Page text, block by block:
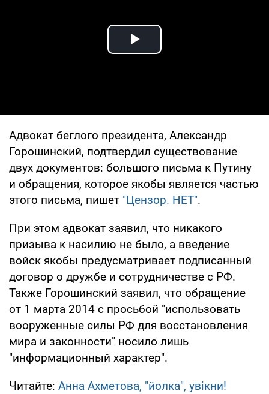
Play Video
Адвокат беглого президента, Александр
Горошинский, подтвердил существование
двух документов: большого письма к Путину
и обращения, которое якобы является частью
этого письма, пишет "Цензор. НЕТ".
При этом адвокат заявил, что никакого
призыва к насилию не было, а введение
войск якобы предусматривает подписанный
договор о дружбе и сотрудничестве с РФ.
Также Горошинский заявил, что обращение
от 1 марта 2014 с просьбой "использовать
вооруженные силы РФ для восстановления
мира и законности" носило лишь
"информационный характер".
Читайте: Анна Ахметова, "йолка", увікни!